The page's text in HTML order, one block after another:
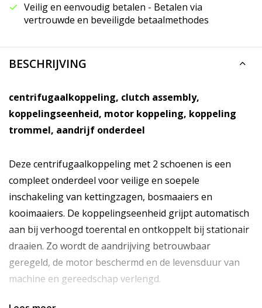
Veilig en eenvoudig betalen - Betalen via
vertrouwde en beveiligde betaalmethodes
BESCHRIJVING
centrifugaalkoppeling, clutch assembly,
koppelingseenheid, motor koppeling, koppeling
trommel, aandrijf onderdeel
Deze centrifugaalkoppeling met 2 schoenen is een
compleet onderdeel voor veilige en soepele
inschakeling van kettingzagen, bosmaaiers en
kooimaaiers. De koppelingseenheid grijpt automatisch
aan bij verhoogd toerental en ontkoppelt bij stationair
draaien. Zo wordt de aandrijving betrouwbaar
geregeld, de motor beschermd en de levensduur van
machine en gereedschap verlengd.